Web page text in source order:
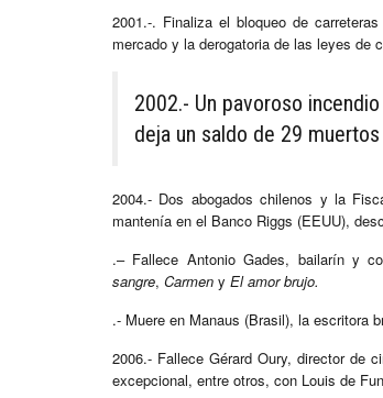
2001.-. Finaliza el bloqueo de
mercado y la derogatoria de las leyes de
2002.- Un pavoroso
deja un saldo de 29
2004.- Dos abogados chilenos y la
mantenía en el Banco Riggs (EEUU),
.– Fallece Antonio Gades, bailarín y
sangre, Carmen y El amor brujo.
.- Muere en Manaus (Brasil), la escritora
2006.- Fallece Gérard Oury, director de
excepcional, entre otros, con Louis de